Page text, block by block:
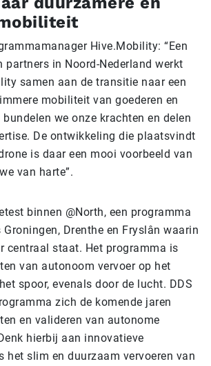
Hive.Mobility: “Een
partners in Noord-Nederland werkt
samen aan de transitie naar een
mobiliteit van goederen en
we onze krachten en delen
De ontwikkeling die plaatsvindt
is daar een mooi voorbeeld van
van harte”.
binnen @North, een programma
Drenthe en Fryslân waarin
centraal staat. Het programma is
van autonoom vervoer op het
spoor, evenals door de lucht. DDS
zich de komende jaren
en valideren van autonome
hierbij aan innovatieve
het slim en duurzaam vervoeren van